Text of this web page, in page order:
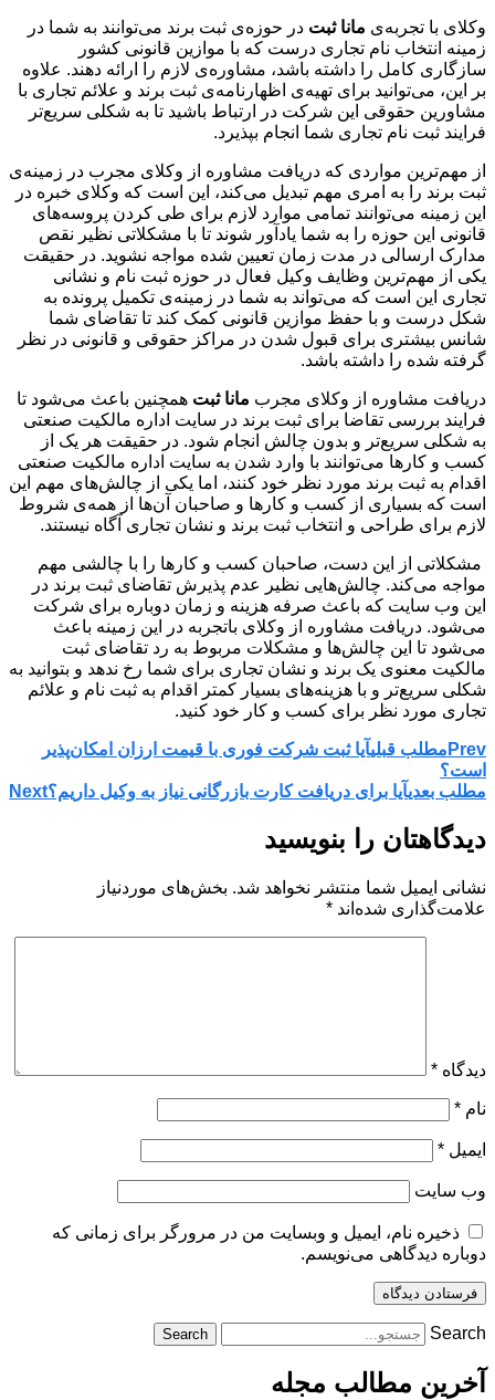
وکلای با تجربه‌ی مانا ثبت در حوزه‌ی ثبت برند می‌توانند به شما در
زمینه انتخاب نام تجاری درست که با موازین قانونی کشور
سازگاری کامل را داشته باشد، مشاوره‌ی لازم را ارائه دهند. علاوه
بر این، می‌توانید برای تهیه‌ی اظهارنامه‌ی ثبت برند و علائم تجاری با
مشاورین حقوقی این شرکت در ارتباط باشید تا به شکلی سریع‌تر
فرایند ثبت نام تجاری شما انجام بپذیرد.
از مهم‌ترین مواردی که دریافت مشاوره از وکلای مجرب در زمینه‌ی
ثبت برند را به امری مهم تبدیل می‌کند، این است که وکلای خبره در
این زمینه می‌توانند تمامی موارد لازم برای طی کردن پروسه‌های
قانونی این حوزه را به شما یادآور شوند تا با مشکلاتی نظیر نقص
مدارک ارسالی در مدت زمان تعیین شده مواجه نشوید. در حقیقت
یکی از مهم‌ترین وظایف وکیل فعال در حوزه ثبت نام و نشانی
تجاری این است که می‌تواند به شما در زمینه‌ی تکمیل پرونده به
شکل درست و با حفظ موازین قانونی کمک کند تا تقاضای شما
شانس بیشتری برای قبول شدن در مراکز حقوقی و قانونی در نظر
گرفته شده را داشته باشد.
دریافت مشاوره از وکلای مجرب مانا ثبت همچنین باعث می‌شود تا
فرایند بررسی تقاضا برای ثبت برند در سایت اداره مالکیت صنعتی
به شکلی سریع‌تر و بدون چالش انجام شود. در حقیقت هر یک از
کسب و کارها می‌توانند با وارد شدن به سایت اداره مالکیت صنعتی
اقدام به ثبت برند مورد نظر خود کنند، اما یکی از چالش‌های مهم این
است که بسیاری از کسب و کارها و صاحبان آن‌ها از همه‌ی شروط
لازم برای طراحی و انتخاب ثبت برند و نشان تجاری آگاه نیستند.
مشکلاتی از این دست، صاحبان کسب و کارها را با چالشی مهم
مواجه می‌کند. چالش‌هایی نظیر عدم پذیرش تقاضای ثبت برند در
این وب سایت که باعث صرفه هزینه و زمان دوباره برای شرکت
می‌شود. دریافت مشاوره از وکلای باتجربه در این زمینه باعث
می‌شود تا این چالش‌ها و مشکلات مربوط به رد تقاضای ثبت
مالکیت معنوی یک برند و نشان تجاری برای شما رخ ندهد و بتوانید به
شکلی سریع‌تر و با هزینه‌های بسیار کمتر اقدام به ثبت نام و علائم
تجاری مورد نظر برای کسب و کار خود کنید.
Prev مطلب قبلیآیا ثبت شرکت فوری با قیمت ارزان امکان‌پذیر
است؟
مطلب بعدیآیا برای دریافت کارت بازرگانی نیاز به وکیل داریم؟Next
دیدگاهتان را بنویسید
نشانی ایمیل شما منتشر نخواهد شد. بخش‌های موردنیاز
علامت‌گذاری شده‌اند *
دیدگاه *
نام *
ایمیل *
وب‌ سایت
ذخیره نام، ایمیل و وبسایت من در مرورگر برای زمانی که
دوباره دیدگاهی می‌نویسم.
Search
Search
آخرین مطالب مجله